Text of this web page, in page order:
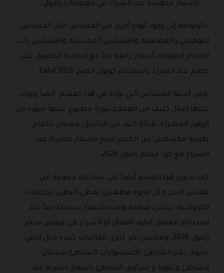
بأسعار مدهشة عند الشراء في خصومات زافول.
بالإضافة إلى وجود أنواع أخرى من الفساتين مثل الفساتين
البوهيمي والمطبعية والفساتين المجسمة والفساتين ذات
الاكمام الطويلة بأسعار رائعة جداً مع إمكانية الحصول على
خصم عند الشراء باستخدام كوبون خصم Zaful 2026
ومن أمثلة الفساتين التي توجد في هذا القسم أيضاً ويوجد
عليها إقبال كثيف من العملاء تنورة مطبوع عليها صورة من
الزهور الخضراء، قبالة كتف من الدانتيل، فستان بأكمام
طويله مكشكش من الخصر مريح بأسعار حصرية عند
الشراء مع كود خصم زافول 2026.
كما يحتوي هذا القسم أيضاً على تشكيلة متنوعة من
ملابس البحر مثل مايوه قطعتين يغطى البطن، بيكينيات
الكروشيه، بيكيني قطعة واحدة بأسعار بسيطة جداً عند
استخدام العميل الكود الفعال أو الشراء في عروض متجر
زافول 2026، وملابس بحر أخرى مقاسات كبيرة مثل كاش
مايوة، بلايز الشاطئ، اكسسوارات الشاطئ، فستان
الشاطئ و تنورة و سراويل الشاطئ بأسعار حصرية عند